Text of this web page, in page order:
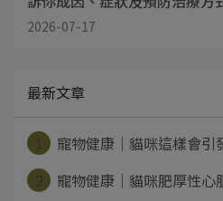
2026-07-17
最新文章
寵物健康｜貓咪這樣會
寵物健康｜貓咪肥厚性